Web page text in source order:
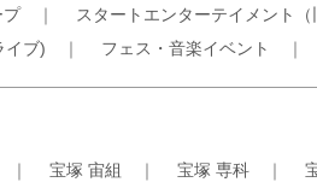
プ｜ スタートエンターテイメント（
イブ) ｜ フェス・音楽イベント ｜
｜ 宝塚 宙組 ｜ 宝塚 専科 ｜